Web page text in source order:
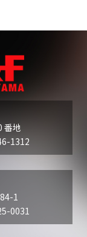
番地
1312
1
0031